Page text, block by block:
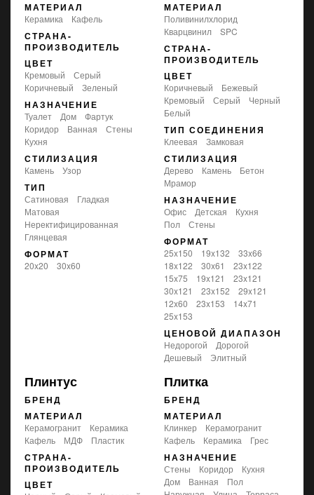
МАТЕРИАЛ
Керамика Кафель
СТРАНА-
ПРОИЗВОДИТЕЛЬ
ЦВЕТ
кремовый
серый
коричневый
зеленый
НАЗНАЧЕНИЕ
туалет дом
фартук
коридор
ванная
стены
кухня
СТИЛИЗАЦИЯ
камень узор
ТИП
сатиновая
гладкая
матовая
неректифицированная
глянцевая
ФОРМАТ
20x20 30x60
МАТЕРИАЛ
Поливинилхлорид
Кварцвинил
SPC
СТРАНА-
ПРОИЗВОДИТЕЛЬ
ЦВЕТ
коричневый
бежевый
кремовый
серый
черный
белый
ТИП СОЕДИНЕНИЯ
клеевая замковая
СТИЛИЗАЦИЯ
дерево камень
бетон
мрамор
НАЗНАЧЕНИЕ
офис детская
кухня
пол
стены
ФОРМАТ
25x150 19x132
33x66
18x122
30x61
23x122
15x75
19x121
23x121
30x121
23x152
29x121
12x60
23x153
14x71
25x153
ЦЕНОВОЙ ДИАПАЗОН
Недорогой
Дорогой
Дешевый
Элитный
Плинтус
БРЕНД
МАТЕРИАЛ
Керамогранит
Керамика
Кафель
МДФ Пластик
СТРАНА-
ПРОИЗВОДИТЕЛЬ
ЦВЕТ
Плитка
БРЕНД
МАТЕРИАЛ
Клинкер
Керамогранит
Кафель
Керамика Грес
НАЗНАЧЕНИЕ
стены коридор
кухня
дом
ванная
пол